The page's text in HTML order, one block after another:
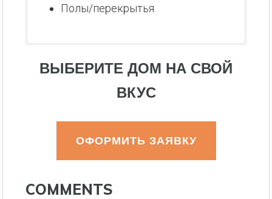
Полы/перекрытья
ВЫБЕРИТЕ ДОМ НА СВОЙ
ВКУС
ОФОРМИТЬ ЗАЯВКУ
COMMENTS